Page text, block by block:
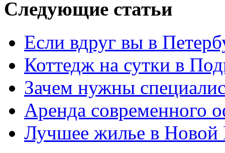
Следующие статьи
Если вдруг вы в
Коттедж на сутки в
Зачем нужны
Аренда современного
Лучшее жилье в Новой